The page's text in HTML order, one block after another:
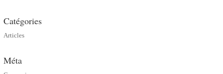
Catégories
Articles
Méta